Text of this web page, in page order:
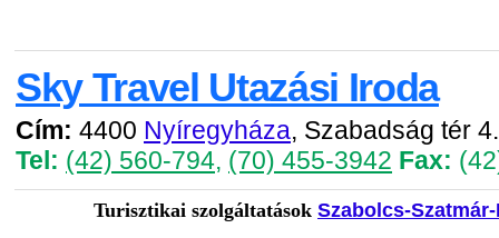
Sky Travel Utazási Iroda
Cím: 4400 Nyíregyháza, Szabadság tér 4.
Tel: (42) 560-794, (70) 455-3942 Fax:
Turisztikai szolgáltatások Szabolcs-